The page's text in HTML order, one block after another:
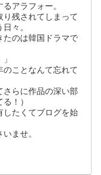
アラフォー。
り残されてしまって
々。
たのは韓国ドラマで
のことなんて忘れて
さらに作品の深い部
！）
したくてブログを始
ませ。